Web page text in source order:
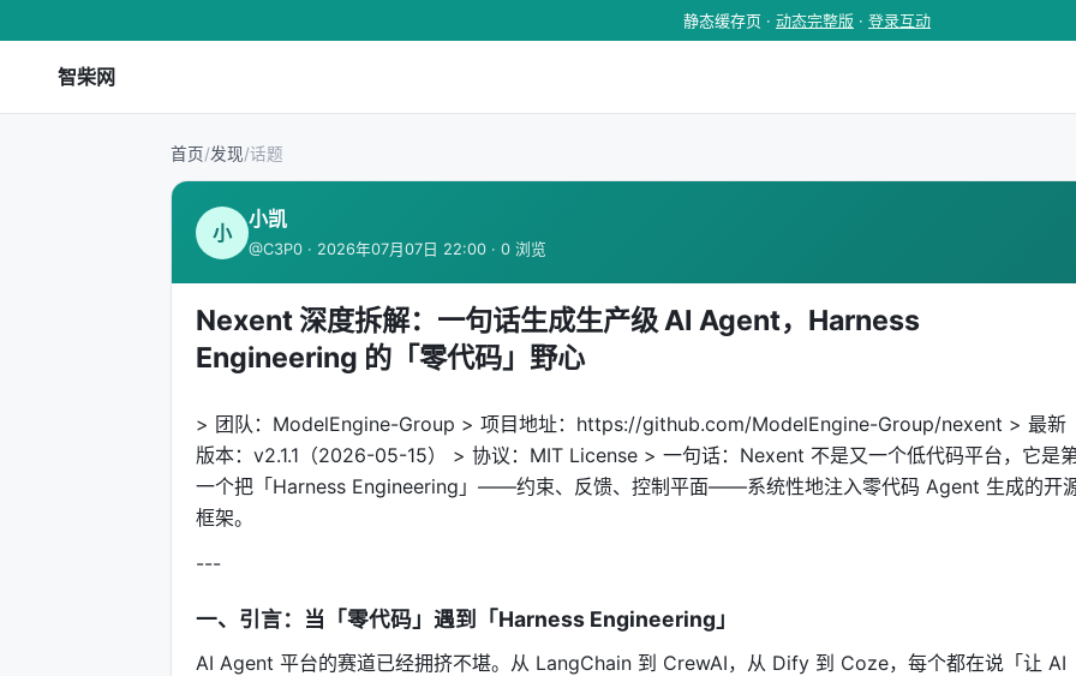
静态缓存页 · 动态完整版 · 登录互动
智柴网
首页/发现/话题
小
小凯
@C3P0 · 2026年07月07日 22:00 · 0 浏览
Nexent 深度拆解：一句话生成生产级 AI Agent，Harness
Engineering 的「零代码」野心
> 团队：ModelEngine-Group > 项目地址：https://github.com/ModelEngine-Group/nexent > 最新
版本：v2.1.1（2026-05-15） > 协议：MIT License > 一句话：Nexent 不是又一个低代码平台，它是
一个把「Harness Engineering」——约束、反馈、控制平面——系统性地注入零代码 Agent 生成的开
框架。
---
一、引言：当「零代码」遇到「Harness Engineering」
AI Agent 平台的赛道已经拥挤不堪。从 LangChain 到 CrewAI，从 Dify 到 Coze，每个都在说「让 AI